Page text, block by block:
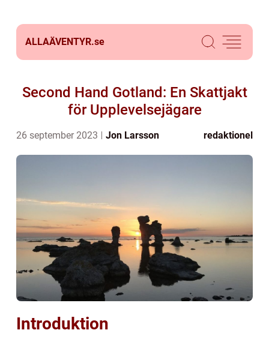
ALLAÄVENTYR.se
Second Hand Gotland: En Skattjakt
för Upplevelsejägare
26 september 2023 Jon Larsson redaktionel
Introduktion